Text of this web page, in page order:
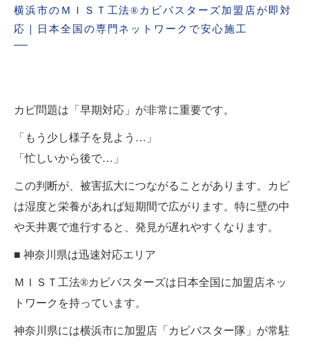
横浜市のＭＩＳＴ工法®カビバスターズ加盟店が即対
応｜日本全国の専門ネットワークで安心施工
カビ問題は「早期対応」が非常に重要です。
「もう少し様子を見よう…」
「忙しいから後で…」
この判断が、被害拡大につながることがあります。カビ
は湿度と栄養があれば短期間で広がります。特に壁の中
や天井裏で進行すると、発見が遅れやすくなります。
■ 神奈川県は迅速対応エリア
ＭＩＳＴ工法®カビバスターズは日本全国に加盟店ネッ
トワークを持っています。
神奈川県には横浜市に加盟店「カビバスター隊」が常駐